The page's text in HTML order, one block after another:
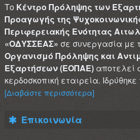
Το Κέντρο Πρόληψης των
Προαγωγής της
Περιφερειακής Ενότητας
«ΟΔΥΣΣΕΑΣ» σε συνεργασία με
Οργανισμό Πρόληψης και
Εξαρτήσεων (ΕΟΠΑΕ)αποτελεί
κερδοσκοπική εταιρεία. Ιδρύθηκε
[Διαβάστε περισσότερα]
Επικοινωνία